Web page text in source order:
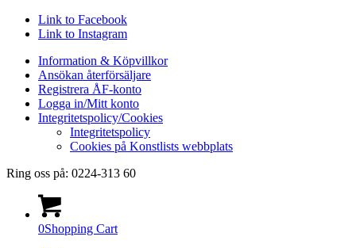
Link to Facebook
Link to Instagram
Information & Köpvillkor
Ansökan återförsäljare
Registrera ÅF-konto
Logga in/Mitt konto
Integritetspolicy/Cookies
Integritetspolicy
Cookies på Konstlists webbplats
Ring oss på: 0224-313 60
0Shopping Cart